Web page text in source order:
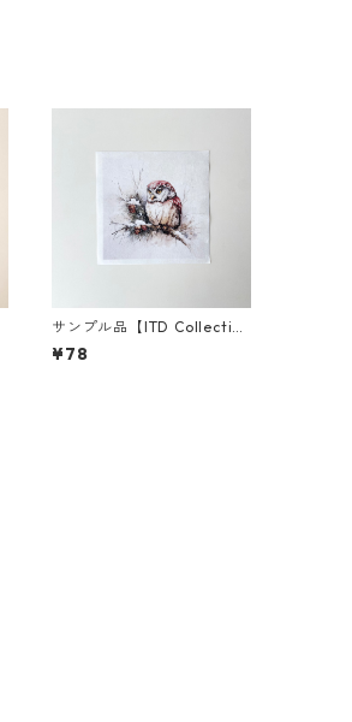
サンプル品【ITD Collectio
n】ミニサイズ ライスペーパ
ー RSM2951 デコパージュ
¥78